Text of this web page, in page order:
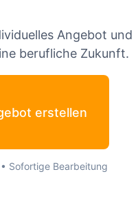
Angebot und
berufliche Zukunft.
erstellen
Sofortige Bearbeitung